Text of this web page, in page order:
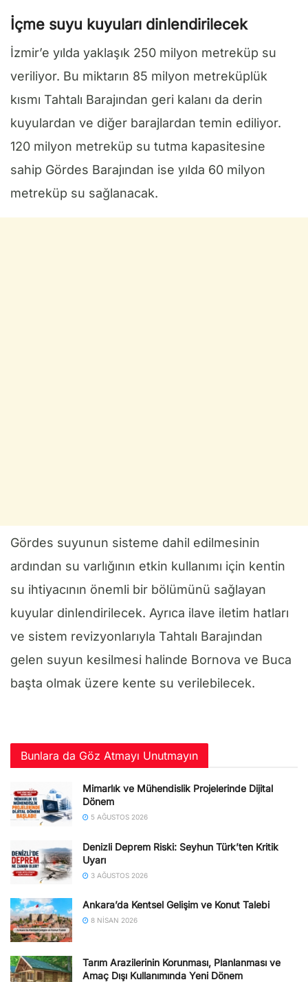
İçme suyu kuyuları dinlendirilecek
İzmir’e yılda yaklaşık 250 milyon metreküp su
veriliyor. Bu miktarın 85 milyon metreküplük
kısmı Tahtalı Barajından geri kalanı da derin
kuyulardan ve diğer barajlardan temin ediliyor.
120 milyon metreküp su tutma kapasitesine
sahip Gördes Barajından ise yılda 60 milyon
metreküp su sağlanacak.
Gördes suyunun sisteme dahil edilmesinin
ardından su varlığının etkin kullanımı için kentin
su ihtiyacının önemli bir bölümünü sağlayan
kuyular dinlendirilecek. Ayrıca ilave iletim hatları
ve sistem revizyonlarıyla Tahtalı Barajından
gelen suyun kesilmesi halinde Bornova ve Buca
başta olmak üzere kente su verilebilecek.
Bunlara da Göz Atmayı Unutmayın
Mimarlık ve Mühendislik Projelerinde Dijital
Dönem
5 AĞUSTOS 2026
Denizli Deprem Riski: Seyhun Türk’ten Kritik
Uyarı
3 AĞUSTOS 2026
Ankara’da Kentsel Gelişim ve Konut Talebi
8 NISAN 2026
Tarım Arazilerinin Korunması, Planlanması ve
Amaç Dışı Kullanımında Yeni Dönem